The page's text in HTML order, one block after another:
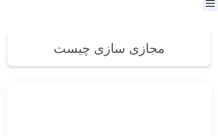
مجازی سازی چیست